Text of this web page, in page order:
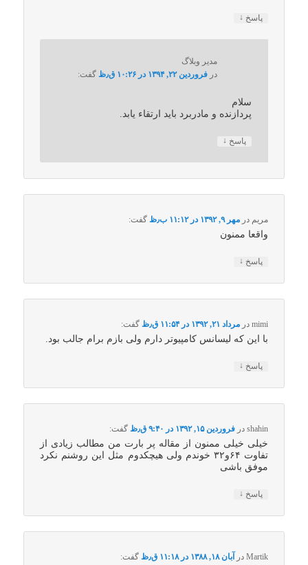
پاسخ ↓
مدیر وبلاگ
در فروردین ۲۲, ۱۳۹۴ در ۱۰:۲۶ ق٫ظ گفت:
سلام
پردازنده و مادربرد باید ارتقاء یابد.
پاسخ ↓
مریم در مهر ۹, ۱۳۹۲ در ۱۱:۱۲ ب٫ظ گفت:
واقعا ممنون
پاسخ ↓
mimiدر مرداد ۲۱, ۱۳۹۲ در ۱۱:۵۴ ق٫ظ گفت:
با این که لیسانس کامپیوتر دارم ولی بازم برام جالب بود.
پاسخ ↓
shahinدر فروردین ۱۵, ۱۳۹۲ در ۹:۴۰ ق٫ظ گفت:
خیلی خیلی ممنون از مقاله پر بارت من مطالب زیادی از
تفاوت ۶۴و۳۲ خوندم ولی هیچکدوم مثل این روشنم نکرد
موفق باشی
پاسخ ↓
Martikدر آبان ۱۸, ۱۳۸۸ در ۱۱:۱۸ ق٫ظ گفت: